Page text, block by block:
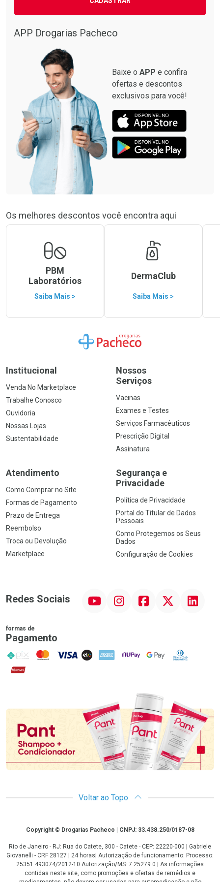
APP Drogarias Pacheco
Baixe o APP e confira
ofertas e descontos
exclusivos para você!
Os melhores descontos você encontra aqui
PBM
Laboratórios
Saiba Mais >
DermaClub
Saiba Mais >
Ir para a Home
Institucional
Venda No Marketplace
Trabalhe Conosco
Ouvidoria
Nossas Lojas
Sustentabilidade
Nossos
Serviços
Vacinas
Exames e Testes
Serviços Farmacêuticos
Prescrição Digital
Assinatura
Atendimento
Como Comprar no Site
Formas de Pagamento
Prazo de Entrega
Reembolso
Troca ou Devolução
Marketplace
Segurança e
Privacidade
Política de Privacidade
Portal do Titular de Dados
Pessoais
Como Protegemos os Seus
Dados
Configuração de Cookies
Redes Sociais InstagramFacebook Linkedin
formas de
Pagamento
PIX MasterCard
VISA ELO AMEX NuPay Google PayDiners Club
Hipercard
Promoção em Destaque
Voltar ao Topo
CopyrightCopyright © Drogarias Pacheco | CNPJ: 33.438.250/0187-08
Rio de Janeiro - RJ: Rua do Catete, 300 - Catete - CEP: 22220-000 | Gabriele
Giovanelli - CRF 28127 | 24 horas| Autorização de funcionamento: Processo:
25351.493074/2012-10 Autorização/MS: 7.25279.0 | As informações
contidas neste site, como promoções e ofertas de remédios e